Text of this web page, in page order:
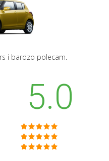
i bardzo polecam.
5.0